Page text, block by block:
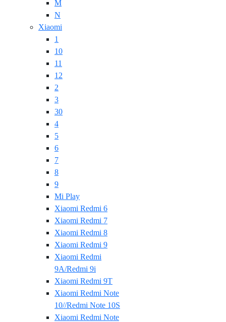
M
N
Xiaomi
1
10
11
12
2
3
30
4
5
6
7
8
9
Mi Play
Xiaomi Redmi 6
Xiaomi Redmi 7
Xiaomi Redmi 8
Xiaomi Redmi 9
Xiaomi Redmi
9A/Redmi 9i
Xiaomi Redmi 9T
Xiaomi Redmi Note
10//Redmi Note 10S
Xiaomi Redmi Note